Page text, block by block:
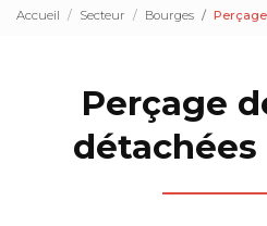
Accueil Secteur Bourges
Perçage